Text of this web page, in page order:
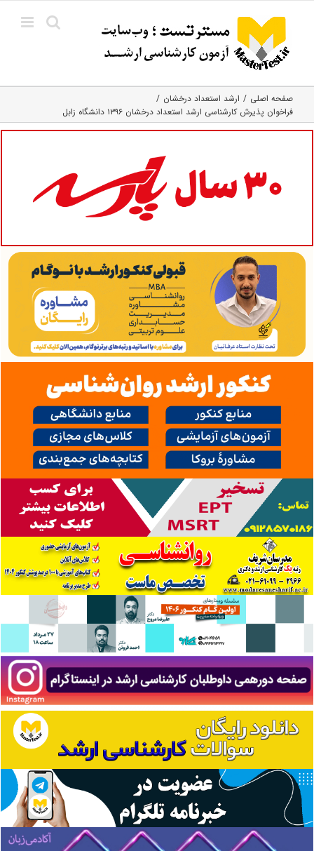
content
صفحه اصلی
ارشد استعداد درخشان
فراخوان پذیرش کارشناسی ارشد استعداد درخشان ۱۳۹۶ دانشگاه زابل